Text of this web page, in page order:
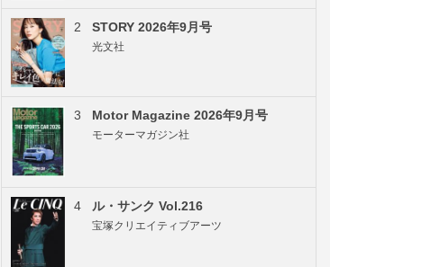
2 STORY 2026年9月号
光文社
3 Motor Magazine 2026年9月号
モーターマガジン社
4 ル・サンク Vol.216
宝塚クリエイティブアーツ